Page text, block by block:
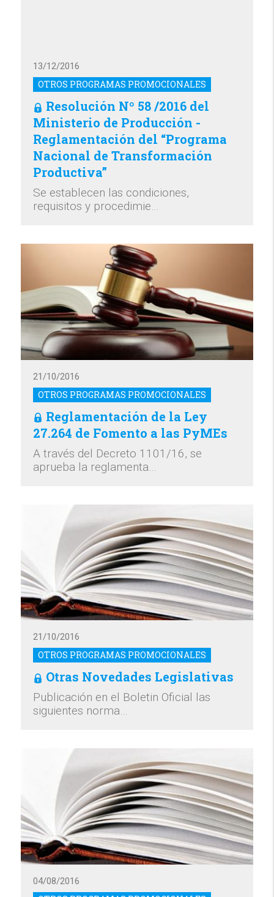
OTROS PROGRAMAS PROMOCIONALES
13/12/2016
Resolución Nº 58 /2016 del
Ministerio de Producción -
Reglamentación del “Programa
Nacional de Transformación
Productiva”
Se establecen las condiciones,
requisitos y procedimie…
OTROS PROGRAMAS PROMOCIONALES
21/10/2016
Reglamentación de la Ley
27.264 de Fomento a las PyMEs
A través del Decreto 1101/16, se
aprueba la reglamenta…
OTROS PROGRAMAS PROMOCIONALES
21/10/2016
Otras Novedades Legislativas
Publicación en el Boletin Oficial las
siguientes norma…
04/08/2016